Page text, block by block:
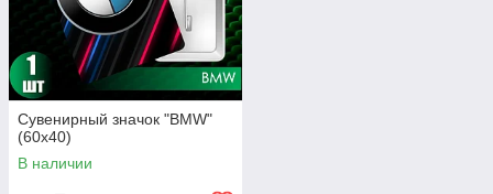
Сувенирный значок "BMW"
(60х40)
В наличии